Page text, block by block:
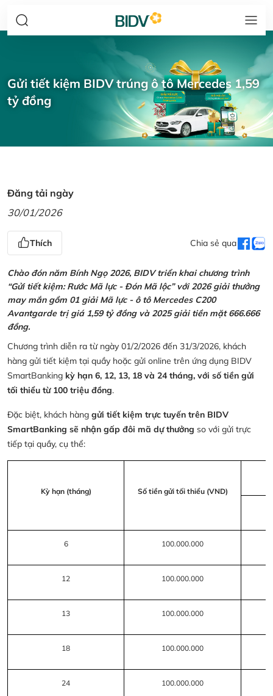
Gửi tiết kiệm BIDV trúng ô tô Mercedes 1,59
tỷ đồng
Đăng tải ngày
30/01/2026
Thích Chia sẻ qua
Chào đón năm Bính Ngọ 2026, BIDV triển khai chương trình
“Gửi tiết kiệm: Rước Mã lực - Đón Mã lộc” với 2026 giải thưởng
may mắn gồm 01 giải Mã lực - ô tô Mercedes C200
Avantgarde trị giá 1,59 tỷ đồng và 2025 giải tiền mặt 666.666
đồng.
Chương trình diễn ra từ ngày 01/2/2026 đến 31/3/2026, khách
hàng gửi tiết kiệm tại quầy hoặc gửi online trên ứng dụng BIDV
SmartBanking kỳ hạn 6, 12, 13, 18 và 24 tháng, với số tiền gửi
tối thiểu từ 100 triệu đồng.
Đặc biệt, khách hàng gửi tiết kiệm trực tuyến trên BIDV
SmartBanking sẽ nhận gấp đôi mã dự thưởng so với gửi trực
tiếp tại quầy, cụ thể:
Kỳ hạn (tháng) Số tiền gửi tối thiểu (VND)
6 100.000.000
12 100.000.000
13 100.000.000
18 100.000.000
24 100.000.000